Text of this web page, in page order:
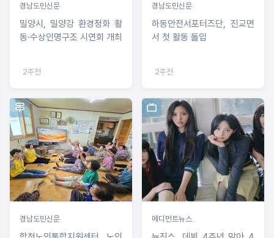
경남도민신문
밀양시, 밀양강 환경정화 활
동·수상인명구조 시연회 개최
2주전
경남도민신문
하동안전서포터즈단, 진교면
서 첫 활동 돌입
2주전
경남도민신문 메디먼트뉴스